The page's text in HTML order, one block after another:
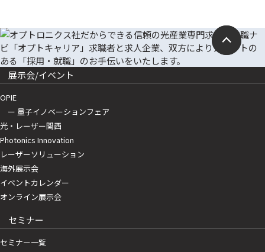
展示会/イベント
OPIE
ー 量子イノベーションフェア
光・レーザー関西
Photonics Innovation
レーザーソリューション
海外展示会
イベントカレンダー
オンライン展示会
セミナー
セミナー一覧